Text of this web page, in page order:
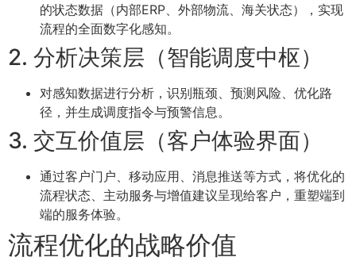
的状态数据（内部ERP、外部物流、海关状态），实现
流程的全面数字化感知。
2. 分析决策层（智能调度中枢）
对感知数据进行分析，识别瓶颈、预测风险、优化路
径，并生成调度指令与预警信息。
3. 交互价值层（客户体验界面）
通过客户门户、移动应用、消息推送等方式，将优化的
流程状态、主动服务与增值建议呈现给客户，重塑端到
端的服务体验。
流程优化的战略价值